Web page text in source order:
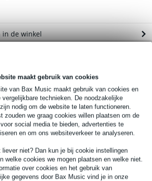
maakt gebruik van cookies
van Bax Music maakt gebruik van cookies en
vergelijkbare technieken. De noodzakelijke
nodig om de website te laten functioneren.
zouden we graag cookies willen plaatsen om de
social media te bieden, advertenties te
en om ons websiteverkeer te analyseren.
liever niet? Dan kun je bij cookie instellingen
welke cookies we mogen plaatsen en welke niet.
over cookies en het gebruik van
gegevens door Bax Music vind je in onze
in de winkel
x 20 x 21 cm
19,5 x 18 x 19 cm